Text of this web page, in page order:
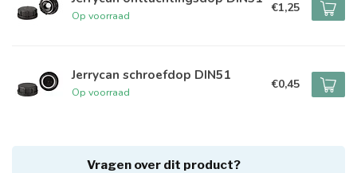
Op voorraad
€1,25
Jerrycan schroefdop DIN51
Op voorraad
€0,45
Vragen over dit product?